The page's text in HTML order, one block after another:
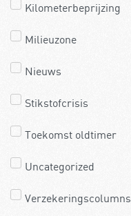
Kilometerbeprijzing
Milieuzone
Nieuws
Stikstofcrisis
Toekomst oldtimer
Uncategorized
Verzekeringscolumns